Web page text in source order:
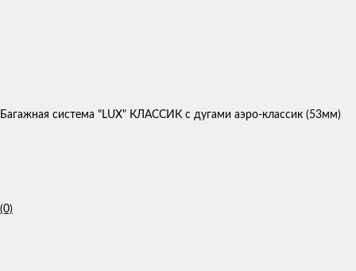
Багажная система "LUX" КЛАССИК с дугами аэро-классик (53мм)
(0)